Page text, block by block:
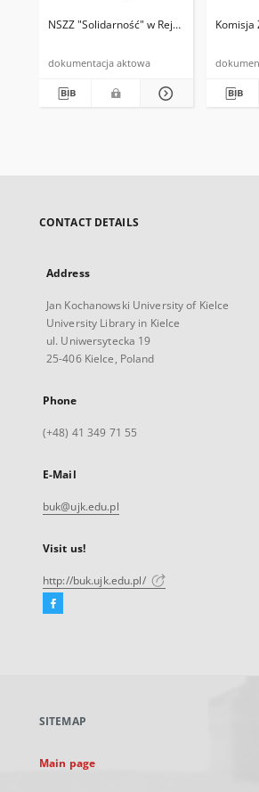
NSZZ "Solidarność" w Rejonie Budowy
dokumentacja aktowa
Komisja
CONTACT DETAILS
Address
Jan Kochanowski University of Kielce
University Library in Kielce
ul. Uniwersytecka 19
25-406 Kielce, Poland
Phone
(+48) 41 349 71 55
E-Mail
buk@ujk.edu.pl
Visit us!
http://buk.ujk.edu.pl/
Facebook
new
SITEMAP
Main page